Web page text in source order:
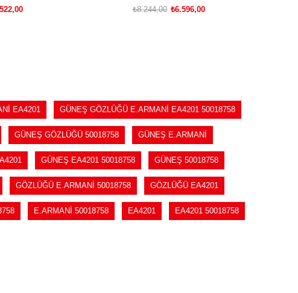
₺6.596,00
₺8.244,00
EA4201 GÜNEŞ GÖZLÜĞÜ E.ARMANİ EA4201 50018758
GÜNEŞ GÖZLÜĞÜ 50018758 GÜNEŞ E.ARMANİ
GÜNEŞ EA4201 50018758 GÜNEŞ 50018758
GÖZLÜĞÜ E.ARMANİ 50018758 GÖZLÜĞÜ EA4201
E.ARMANİ 50018758 EA4201 EA4201 50018758